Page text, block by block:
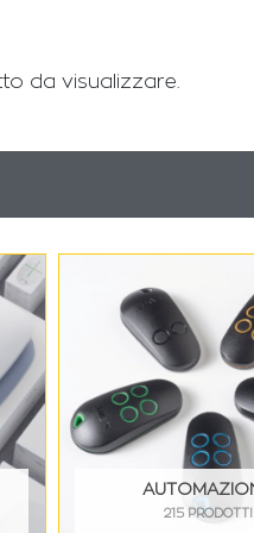
da visualizzare.
215 PRODOTTI